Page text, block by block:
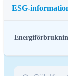
ESG-